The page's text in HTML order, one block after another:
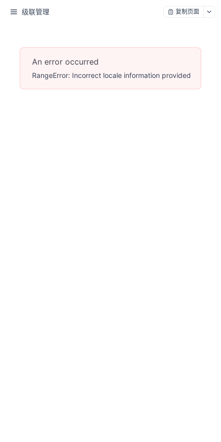
级联管理 复制页面
An error occurred
RangeError: Incorrect locale information provided